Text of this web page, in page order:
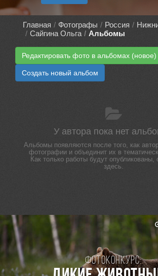
Главная Фотографы Россия
Сайгина Ольга
Альбомы
Редактировать фото в альбомах (новое)
Создать новый альбом
У автора пока нет
Альбомы появляются после того, как
фотографии и объединит их в
Как только работы будут опубликованы,
здесь.
Фотоконкурс: